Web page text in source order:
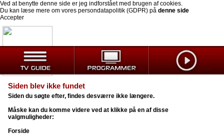
Ved at benytte denne side er jeg indforstået med brugen af cookies.
Du kan læse mere om vores persondatapolitik (GDPR) på denne side
Accepter
Siden blev ikke fundet
Siden du søgte efter, findes desværre ikke længere.
Måske kan du komme videre ved at klikke på en af disse
valgmuligheder:
Forside